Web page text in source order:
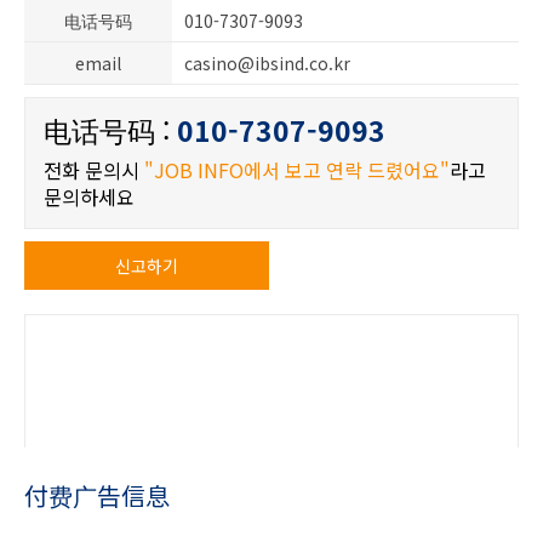
电话号码
010-7307-9093
email
casino@ibsind.co.kr
电话号码 : 010-7307-9093
전화 문의시 "JOB INFO에서 보고 연락 드렸어요"라고
문의하세요
신고하기
付费广告信息